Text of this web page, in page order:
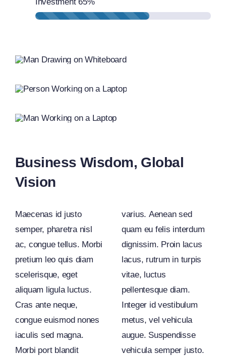
Business Wisdom, Global
Vision
Maecenas id justo
semper, pharetra nisl
ac, congue tellus. Morbi
pretium leo quis diam
scelerisque, eget
aliquam ligula luctus.
Cras ante neque,
congue euismod nones
iaculis sed magna.
Morbi port blandit
varius. Aenean sed
quam eu felis interdum
dignissim. Proin lacus
lacus, rutrum in turpis
vitae, luctus
pellentesque diam.
Integer id vestibulum
metus, vel vehicula
augue. Suspendisse
vehicula semper justo.